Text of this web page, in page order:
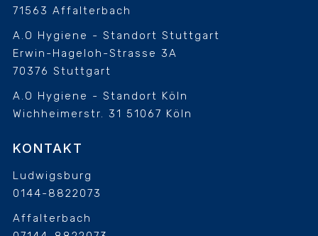
71563 Affalterbach
A.O Hygiene - Standort Stuttgart
Erwin-Hageloh-Strasse 3A
70376 Stuttgart
A.O Hygiene - Standort Köln
Wichheimerstr. 31 51067 Köln
KONTAKT
Ludwigsburg
0144-8822073
Affalterbach